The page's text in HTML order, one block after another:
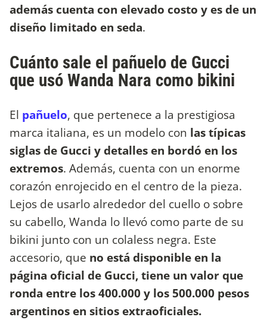
además cuenta con elevado costo y es de un
diseño limitado en seda.
Cuánto sale el pañuelo de Gucci
que usó Wanda Nara como bikini
El pañuelo, que pertenece a la prestigiosa
marca italiana, es un modelo con las típicas
siglas de Gucci y detalles en bordó en los
extremos. Además, cuenta con un enorme
corazón enrojecido en el centro de la pieza.
Lejos de usarlo alrededor del cuello o sobre
su cabello, Wanda lo llevó como parte de su
bikini junto con un colaless negra. Este
accesorio, que no está disponible en la
página oficial de Gucci, tiene un valor que
ronda entre los 400.000 y los 500.000 pesos
argentinos en sitios extraoficiales.